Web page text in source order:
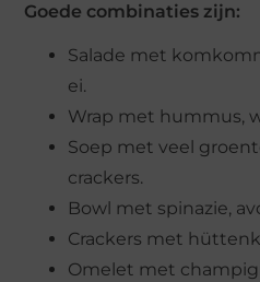
Goede combinaties zijn:
Salade met
ei.
Wrap met hummus,
Soep met veel
crackers.
Bowl met spinazie,
Crackers met
Omelet met